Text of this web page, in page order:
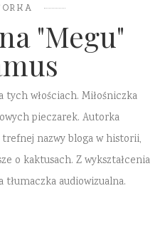
"Megu"
tych włościach. Miłośniczka
pieczarek. Autorka
nazwy bloga w historii,
o kaktusach. Z wykształcenia
tłumaczka audiowizualna.